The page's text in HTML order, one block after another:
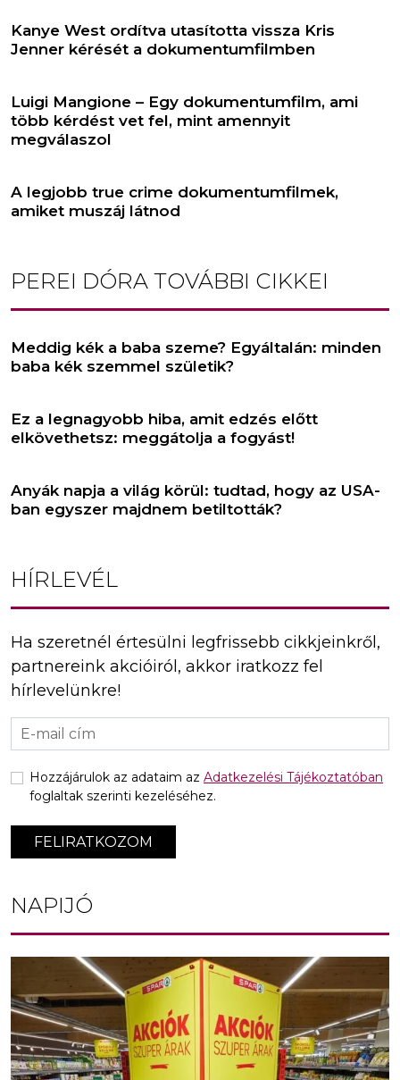
Kanye West ordítva utasította vissza Kris
Jenner kérését a dokumentumfilmben
Luigi Mangione – Egy dokumentumfilm, ami
több kérdést vet fel, mint amennyit
megválaszol
A legjobb true crime dokumentumfilmek,
amiket muszáj látnod
PEREI DÓRA TOVÁBBI CIKKEI
Meddig kék a baba szeme? Egyáltalán: minden
baba kék szemmel születik?
Ez a legnagyobb hiba, amit edzés előtt
elkövethetsz: meggátolja a fogyást!
Anyák napja a világ körül: tudtad, hogy az USA-
ban egyszer majdnem betiltották?
HÍRLEVÉL
Ha szeretnél értesülni legfrissebb cikkjeinkről,
partnereink akcióiról, akkor iratkozz fel
hírlevelünkre!
FELIRATKOZOM
Hozzájárulok az adataim az Adatkezelési Tájékoztatóban
foglaltak szerinti kezeléséhez.
NAPIJÓ